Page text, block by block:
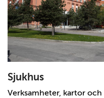
Sjukhus
Verksamheter, kartor